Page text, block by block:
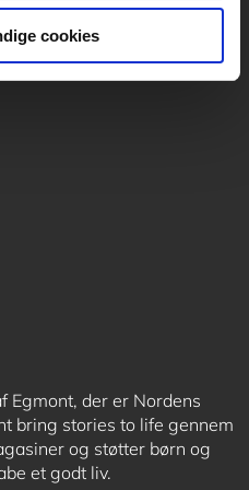
cookies
Egmont, der er Nordens
bring stories to life gennem
og støtter børn og
et godt liv.